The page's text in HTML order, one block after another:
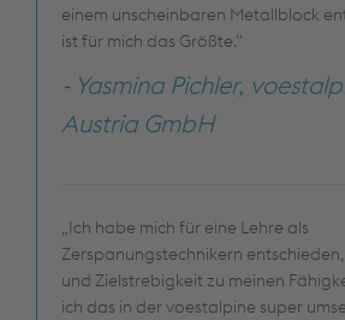
einem unscheinbaren Metallblock
ist für mich das Größte."
- Yasmina Pichler,
Austria GmbH
„Ich habe mich für eine Lehre als
Zerspanungstechnikern
und Zielstrebigkeit zu meinen
ich das in der voestalpine super